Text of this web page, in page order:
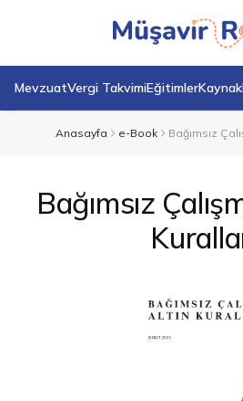
MevzuatVergi TakvimiEğitimler
Anasayfa e-Book Bağımsız
Bağımsız